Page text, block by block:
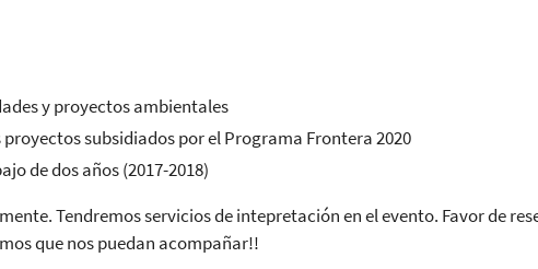
y proyectos ambientales
subsidiados por el Programa Frontera 2020
de dos años (2017-2018)
Tendremos servicios de intepretación en el evento. Favor de
que nos puedan acompañar!!